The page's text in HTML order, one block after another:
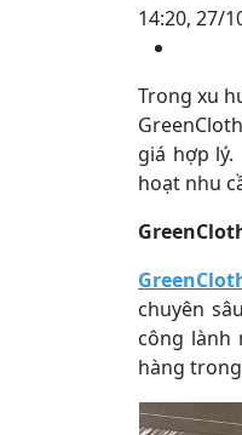
14:20, 27/
Trong xu
giá hợp
hoạt nhu
chuyên
công lành
hàng